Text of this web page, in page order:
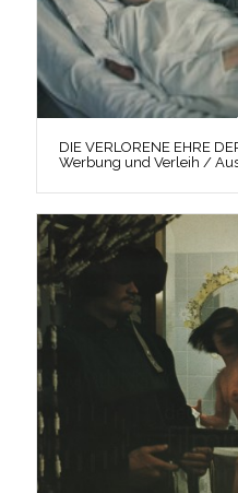
DIE VERLORENE EHRE
Werbung und Verleih /